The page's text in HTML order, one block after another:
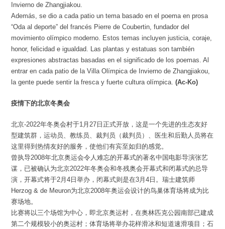
Invierno de Zhangjiakou.
Además, se dio a cada patio un tema basado en el poema en prosa
“Oda al deporte” del francés Pierre de Coubertin, fundador del
movimiento olímpico moderno. Estos temas incluyen justicia, coraje,
honor, felicidad e igualdad. Las plantas y estatuas son también
expresiones abstractas basadas en el significado de los poemas. Al
entrar en cada patio de la Villa Olímpica de Invierno de Zhangjiakou,
la gente puede sentir la fresca y fuerte cultura olímpica.(Ac-Ko)
疫情下的北京冬奥会
北京-2022年冬奥会村于1月27日正式开放，这是一个先进的生态友好
型建筑群，运动员、教练员、裁判员（裁判员）、医生和后勤人员将在
这里得到热情友好的服务，使他们有宾至如归的感觉。
曾执导2008年北京奥运会令人难忘的开幕式的著名中国电影导演张艺
谋，已被确认为北京2022年冬奥会和冬残奥会开幕式和闭幕式的总导
演，开幕式将于2月4日举办，闭幕式则是在3月4日。瑞士建筑师
Herzog & de Meuron为北京2008年奥运会设计的鸟巢体育场将成为比
赛场地。
比赛将以三个场馆为中心，即北京奥运村，在奥林匹克公园南部已建成
第二个规模较小的奥运村；体育场将举办花样滑冰和短道速滑项目；石